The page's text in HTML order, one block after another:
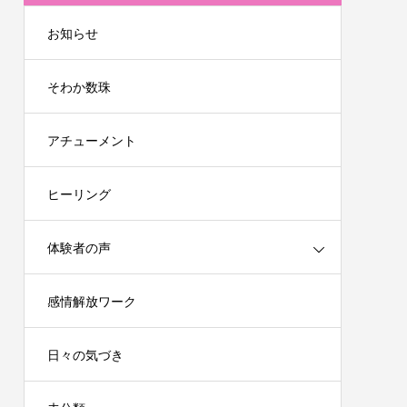
お知らせ
そわか数珠
アチューメント
ヒーリング
体験者の声
感情解放ワーク
日々の気づき